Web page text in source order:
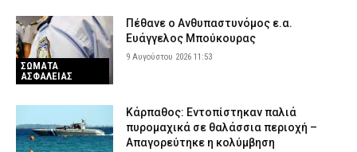
ΣΩΜΑΤΑ
ΑΣΦΑΛΕΙΑΣ
Πέθανε ο Ανθυπαστυνόμος ε.α.
Ευάγγελος Μπούκουρας
9 Αυγούστου 2026 11:53
Κάρπαθος: Εντοπίστηκαν παλιά
πυρομαχικά σε θαλάσσια περιοχή –
Απαγορεύτηκε η κολύμβηση